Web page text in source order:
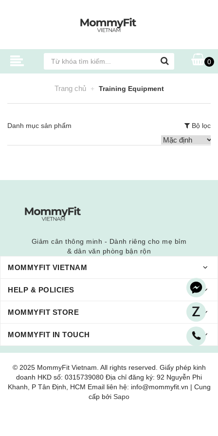
0
Trang chủ Training Equipment
Danh mục sản phẩm Bộ lọc
Giảm cân thông minh - Dành riêng cho mẹ bỉm
& dân văn phòng bận rộn
MOMMYFIT VIETNAM
HELP & POLICIES
MOMMYFIT STORE
MOMMYFIT IN TOUCH
© 2025 MommyFit Vietnam. All rights reserved. Giấy phép kinh
doanh HKD số: 0315739080 Địa chỉ đăng ký: 92 Nguyễn Phi
Khanh, P Tân Định, HCM Email liên hệ: info@mommyfit.vn | Cung
cấp bởi Sapo